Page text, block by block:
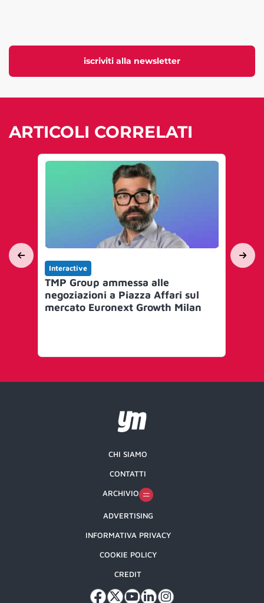
iscriviti alla newsletter
ARTICOLI CORRELATI
Interactive
TMP Group ammessa alle
negoziazioni a Piazza Affari sul
mercato Euronext Growth Milan
CHI SIAMO
CONTATTI
ARCHIVIO
ADVERTISING
INFORMATIVA PRIVACY
COOKIE POLICY
CREDIT